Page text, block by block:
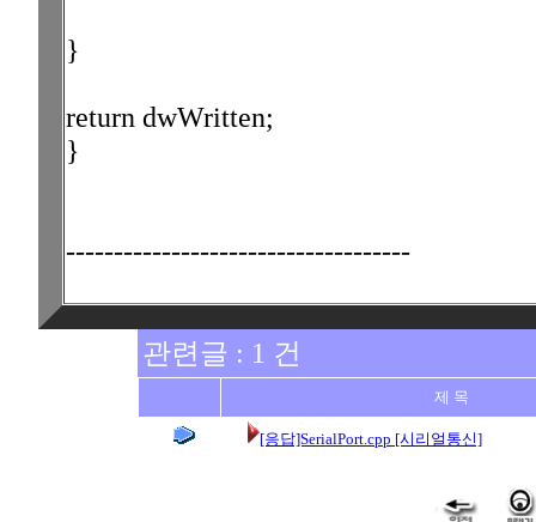
}
return dwWritten;
}
------------------------------------
관련글 : 1 건
제 목
[응답]SerialPort.cpp [시리얼통신]